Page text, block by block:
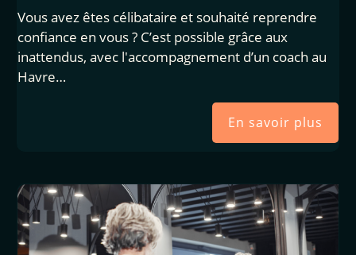
Vous avez êtes célibataire et souhaité reprendre
confiance en vous ? C’est possible grâce aux
inattendus, avec l'accompagnement d’un coach au
Havre…
En savoir plus